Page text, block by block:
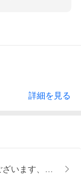
詳細を見る
います、■決済